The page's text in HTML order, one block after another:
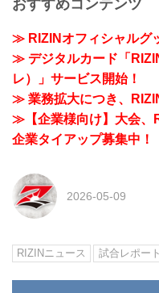
おすすめコンテンツ
≫ RIZINオフィシャルグ
≫ デジタルカード「
レ）」サービス開始！
≫ 業務拡大につき、
≫【企業様向け】大会、
企業タイアップ募集中！
2026-05-09
RIZINニュース 試合レポート